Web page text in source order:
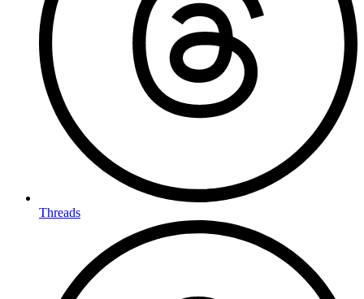
Threads